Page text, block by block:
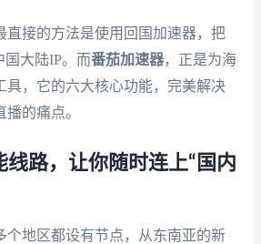
直接的方法是使用回国加速器，把
国大陆IP。而番茄加速器，正是为海
具，它的六大核心功能，完美解决
的痛点。
路，让你随时连上“国内
个地区都设有节点，从东南亚的新